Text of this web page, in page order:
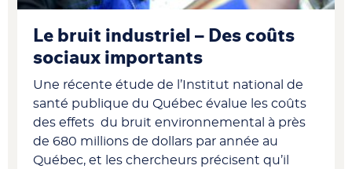
Le bruit industriel – Des coûts
sociaux importants
Une récente étude de l’Institut national de
santé publique du Québec évalue les coûts
des effets du bruit environnemental à près
de 680 millions de dollars par année au
Québec, et les chercheurs précisent qu’il